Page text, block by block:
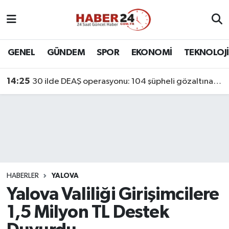
GENEL GÜNDEM SPOR EKONOMİ TEKNOLOJİ
14:25 30 ilde DEAŞ operasyonu: 104 şüpheli gözaltına alındı
HABERLER YALOVA
Yalova Valiliği Girişimcilere
1,5 Milyon TL Destek
Nöbetçi Eczaneler
Son Dakika Haberleri
Haber Arşivi